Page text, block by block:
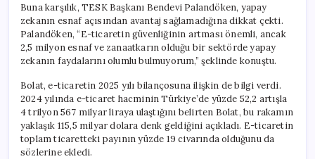
Buna karşılık, TESK Başkanı Bendevi Palandöken, yapay
zekanın esnaf açısından avantaj sağlamadığına dikkat çekti.
Palandöken, “E-ticaretin güvenliğinin artması önemli, ancak
2,5 milyon esnaf ve zanaatkarın olduğu bir sektörde yapay
zekanın faydalarını olumlu bulmuyorum,” şeklinde konuştu.
Bolat, e-ticaretin 2025 yılı bilançosuna ilişkin de bilgi verdi.
2024 yılında e-ticaret hacminin Türkiye’de yüzde 52,2 artışla
4 trilyon 567 milyar liraya ulaştığını belirten Bolat, bu rakamın
yaklaşık 115,5 milyar dolara denk geldiğini açıkladı. E-ticaretin
toplam ticaretteki payının yüzde 19 civarında olduğunu da
sözlerine ekledi.